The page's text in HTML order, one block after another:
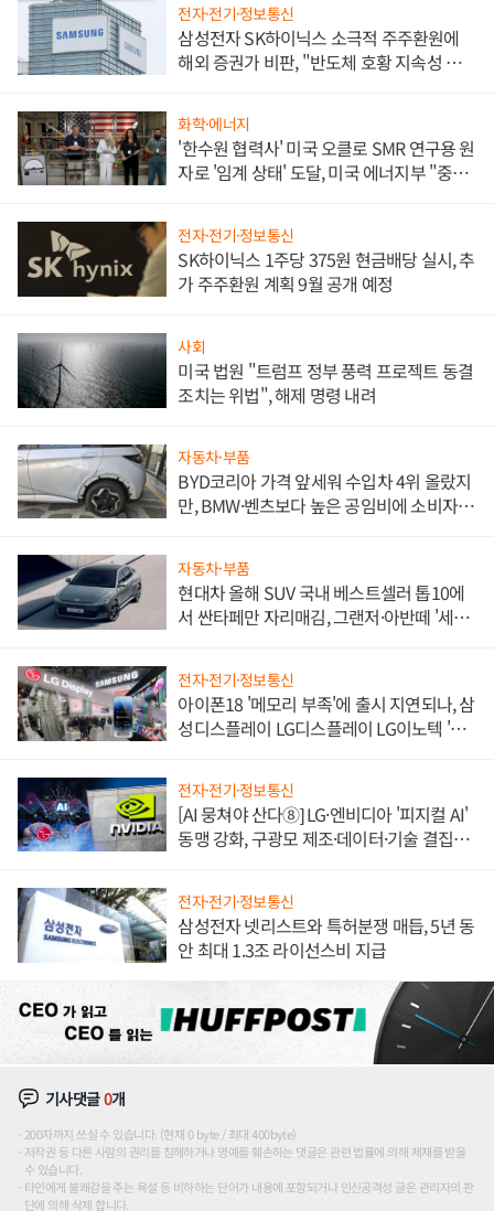
전자·전기·정보통신
삼성전자 SK하이닉스 소극적 주주환원에
해외 증권가 비판, "반도체 호황 지속성 의
화학·에너지
'한수원 협력사' 미국 오클로 SMR 연구용 원
자로 '임계 상태' 도달, 미국 에너지부 "중요
전자·전기·정보통신
SK하이닉스 1주당 375원 현금배당 실시, 추
가 주주환원 계획 9월 공개 예정
사회
미국 법원 "트럼프 정부 풍력 프로젝트 동결
조치는 위법", 해제 명령 내려
자동차·부품
BYD코리아 가격 앞세워 수입차 4위 올랐지
만, BMW·벤츠보다 높은 공임비에 소비자
자동차·부품
현대차 올해 SUV 국내 베스트셀러 톱10에
서 싼타페만 자리매김, 그랜저·아반떼 '세단
전자·전기·정보통신
아이폰18 '메모리 부족'에 출시 지연되나, 삼
성디스플레이 LG디스플레이 LG이노텍 '탈
전자·전기·정보통신
[AI 뭉쳐야 산다⑧] LG·엔비디아 '피지컬 AI'
동맹 강화, 구광모 제조·데이터·기술 결집
전자·전기·정보통신
삼성전자 넷리스트와 특허분쟁 매듭, 5년 동
안 최대 1.3조 라이선스비 지급
기사댓글0개
200자까지 쓰실 수 있습니다. (현재 0 byte / 최대 400byte)
저작권 등 다른 사람의 권리를 침해하거나 명예를 훼손하는 댓글은 관련 법률에 의해 제재를 받을
수 있습니다.
타인에게 불쾌감을 주는 욕설 등 비하하는 단어가 내용에 포함되거나 인신공격성 글은 관리자의 판
단에 의해 삭제 합니다.